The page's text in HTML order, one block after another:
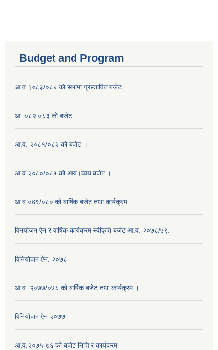
Budget and Program
आ व २०८३/०८४ को सभामा प्रस्तावित बजेट
आ. ०८२.०८३ को बजेट
आ.व. २०८१/०८२ को बजेट ।
आ.व २०८०/०८१ को आय।व्यय बजेट ।
आ.ब.०७९/०८० को बार्षिक बजेट तथा कार्यक्रम
विनयोजन ऐन र वार्षिक कार्यक्रम स्वीकृति बजेट आ.व. २०७८/७९.
विनियोजन ऐन, २०७८
आ.व. २०७७/०७८ को बार्षिक बजेट तथा कार्यक्रम ।
विनियोजन ऐन २०७७
आ.व.२०७५-७६ को बजेट नित्ति र कार्यक्रम